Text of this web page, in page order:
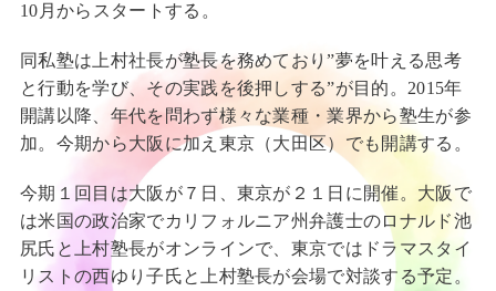
10月からスタートする。
同私塾は上村社長が塾長を務めており”夢を叶える思考
と行動を学び、その実践を後押しする”が目的。2015年
開講以降、年代を問わず様々な業種・業界から塾生が参
加。今期から大阪に加え東京（大田区）でも開講する。
今期１回目は大阪が７日、東京が２１日に開催。大阪で
は米国の政治家でカリフォルニア州弁護士のロナルド池
尻氏と上村塾長がオンラインで、東京ではドラマスタイ
リストの西ゆり子氏と上村塾長が会場で対談する予定。